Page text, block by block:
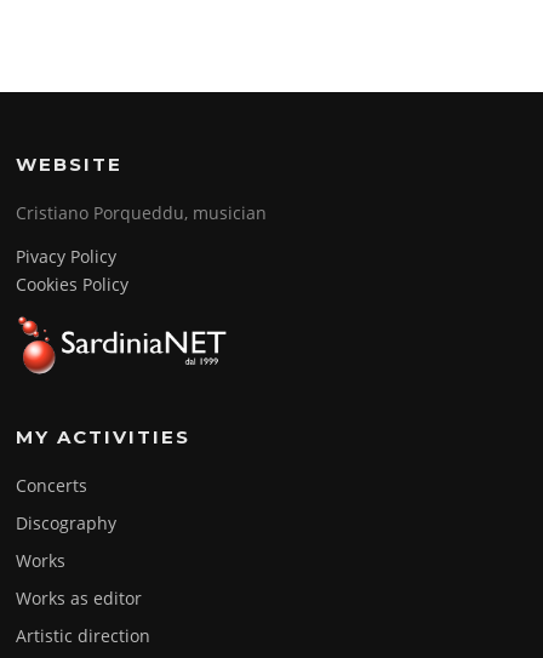
WEBSITE
Cristiano Porqueddu, musician
Pivacy Policy
Cookies Policy
MY ACTIVITIES
Concerts
Discography
Works
Works as editor
Artistic direction